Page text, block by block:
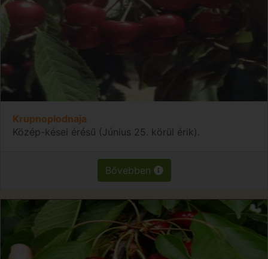
Krupnoplodnaja
Közép-kései érésű (Június 25. körül érik).
Bővebben